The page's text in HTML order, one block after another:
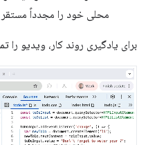
محلی خود را مجدداً مستقر
برای یادگیری روند کار، ویدیو را